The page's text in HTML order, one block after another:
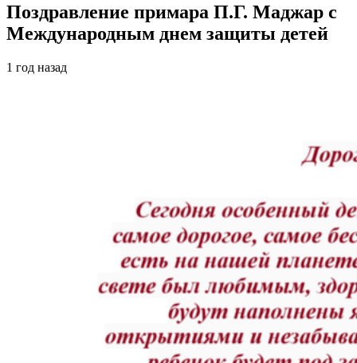
Поздравление примара П.Г. Маджар с
Международным днем защиты детей
1 год назад